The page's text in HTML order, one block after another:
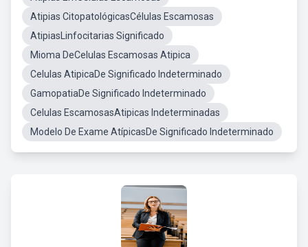
Atipias CitopatológicasCélulas Escamosas
AtipiasLinfocitarias Significado
Mioma DeCelulas Escamosas Atipica
Celulas AtipicaDe Significado Indeterminado
GamopatiaDe Significado Indeterminado
Celulas EscamosasAtipicas Indeterminadas
Modelo De Exame AtípicasDe Significado Indeterminado